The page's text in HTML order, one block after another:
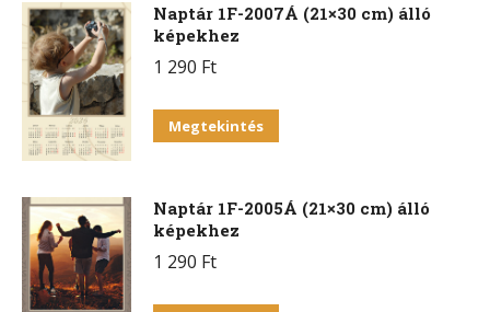
Naptár 1F-2007Á (21×30 cm) álló
képekhez
1 290 Ft
Megtekintés
Naptár 1F-2005Á (21×30 cm) álló
képekhez
1 290 Ft